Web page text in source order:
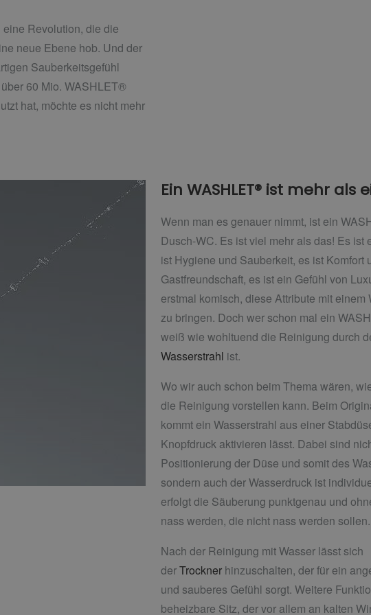
Revolution, die die
neue Ebene hob. Und der
Sauberkeitsgefühl
60 Mio. WASHLET®
hat, möchte es nicht mehr
Ein WASHLET® ist mehr als
Wenn man es genauer nimmt, ist ein
Dusch-WC. Es ist viel mehr als das! Es ist
ist Hygiene und Sauberkeit, es ist Komfort
Gastfreundschaft, es ist ein Gefühl von
erstmal komisch, diese Attribute mit einem
zu bringen. Doch wer schon mal ein
weiß wie wohltuend die Reinigung durch
Wasserstrahl ist.
Wo wir auch schon beim Thema wären,
die Reinigung vorstellen kann. Beim
kommt ein Wasserstrahl aus einer
Knopfdruck aktivieren lässt. Dabei sind
Positionierung der Düse und somit des
sondern auch der Wasserdruck ist
erfolgt die Säuberung punktgenau und
nass werden, die nicht nass werden sollen.
Nach der Reinigung mit Wasser lässt sich
derTrockner hinzuschalten, der für ein
und sauberes Gefühl sorgt. Weitere
beheizbare Sitz, der vor allem an kalten